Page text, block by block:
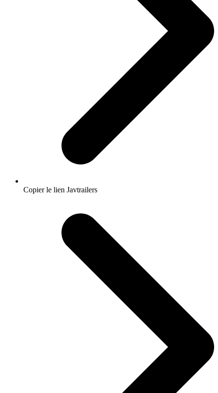
Copier le lien Javtrailers